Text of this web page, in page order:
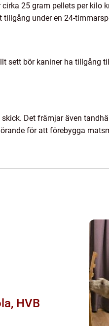
25 gram pellets per kilo
tillgång under en 24-
sett bör kaniner ha tillgång
Det främjar även
för att förebygga
HVB